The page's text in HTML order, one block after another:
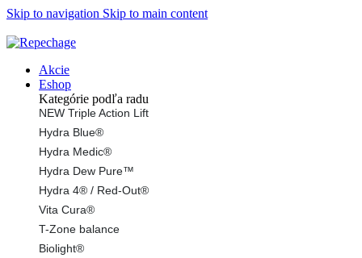
Skip to navigation Skip to main content
Akcie
Eshop
Kategórie podľa radu
NEW Triple Action Lift
Hydra Blue®
Hydra Medic®
Hydra Dew Pure™
Hydra 4® / Red-Out®
Vita Cura®
T-Zone balance
Biolight®